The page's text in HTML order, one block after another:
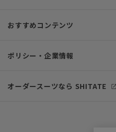
おすすめコンテンツ
ポリシー・企業情報
オーダースーツなら SHITATE